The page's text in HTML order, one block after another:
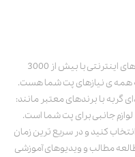
پت استور به عنوان یکی از قدیمی‌ترین پت شاپ های اینترنتی با بیش از 3000
همه ی نیازهای پت شما هست.
با برندهای معتبر مانند:
جانبی برای پت شما است.
کنید و در سریع ترین زمان
مطالب و ویدیوهای آموزشی